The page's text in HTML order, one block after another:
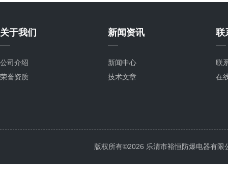
关于我们
公司介绍
荣誉资质
新闻资讯
新闻中心
技术文章
联
联
在
版权所有©2026 乐清市裕恒防爆电器有